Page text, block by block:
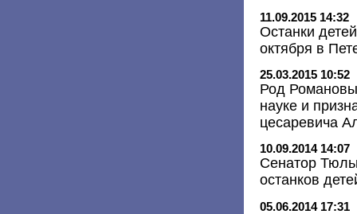
11.09.2015 14:32
Останки
октября в
25.03.2015 10:52
Род
науке и
цесаревича
10.09.2014 14:07
Сенатор
останков
05.06.2014 17:31